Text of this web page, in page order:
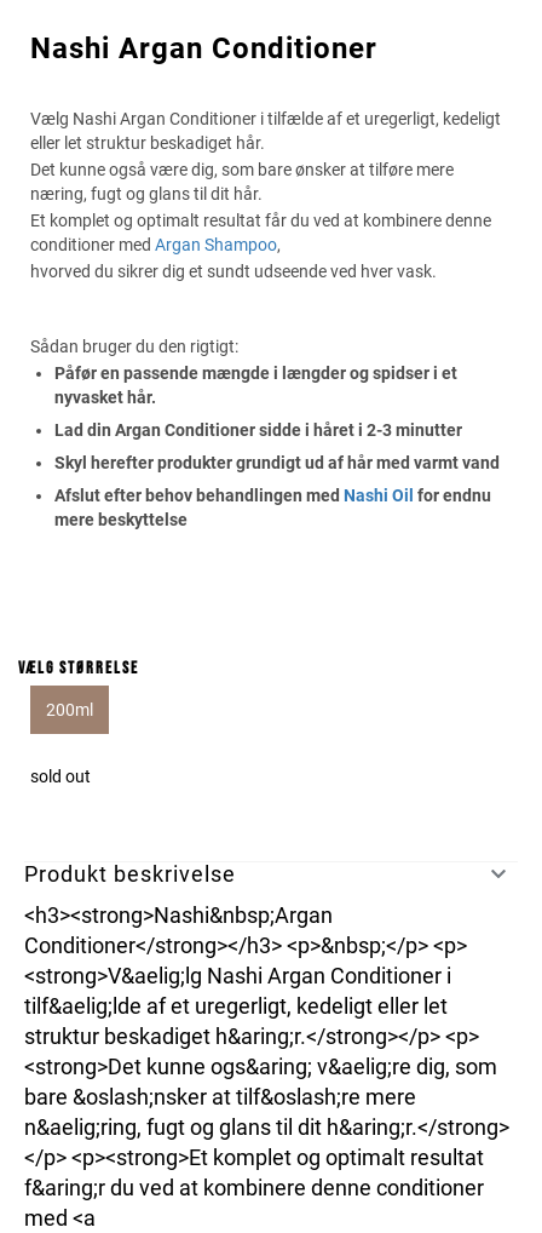
Nashi Argan Conditioner
Vælg Nashi Argan Conditioner i tilfælde af et uregerligt, kedeligt
eller let struktur beskadiget hår.
Det kunne også være dig, som bare ønsker at tilføre mere
næring, fugt og glans til dit hår.
Et komplet og optimalt resultat får du ved at kombinere denne
conditioner med Argan Shampoo,
hvorved du sikrer dig et sundt udseende ved hver vask.
Sådan bruger du den rigtigt:
Påfør en passende mængde i længder og spidser i et
nyvasket hår.
Lad din Argan Conditioner sidde i håret i 2-3 minutter
Skyl herefter produkter grundigt ud af hår med varmt vand
Afslut efter behov behandlingen med Nashi Oil for endnu
mere beskyttelse
Vælg størrelse
200ml
sold out
Produkt beskrivelse
<h3><strong>Nashi&nbsp;Argan
Conditioner</strong></h3> <p>&nbsp;</p> <p>
<strong>V&aelig;lg Nashi Argan Conditioner i
tilf&aelig;lde af et uregerligt, kedeligt eller let
struktur beskadiget h&aring;r.</strong></p> <p>
<strong>Det kunne ogs&aring; v&aelig;re dig, som
bare &oslash;nsker at tilf&oslash;re mere
n&aelig;ring, fugt og glans til dit h&aring;r.</strong>
</p> <p><strong>Et komplet og optimalt resultat
f&aring;r du ved at kombinere denne conditioner
med <a